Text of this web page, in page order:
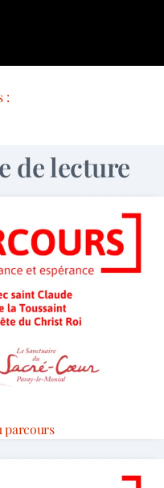
:
de lecture
parcours